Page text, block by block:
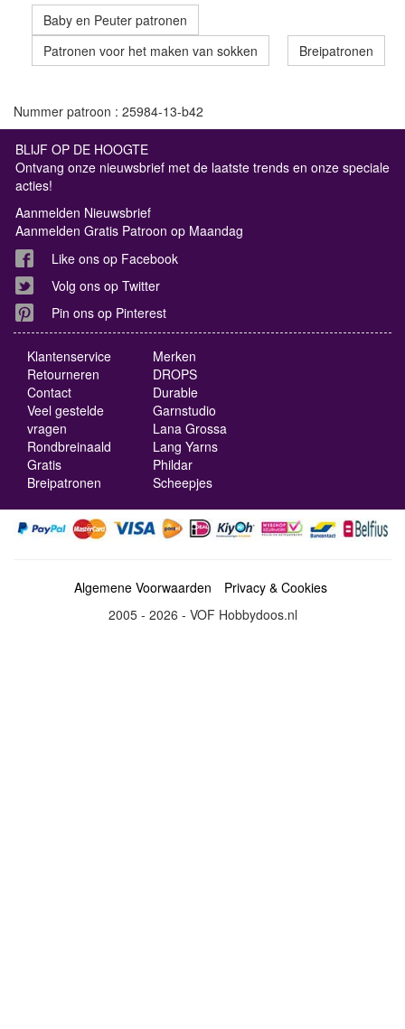
Baby en Peuter patronen
Patronen voor het maken van sokken
Breipatronen
Nummer patroon : 25984-13-b42
BLIJF OP DE HOOGTE
Ontvang onze nieuwsbrief met de laatste trends en onze speciale
acties!
Aanmelden Nieuwsbrief
Aanmelden Gratis Patroon op Maandag
Like ons op Facebook
Volg ons op Twitter
Pin ons op Pinterest
Klantenservice
Retourneren
Contact
Veel gestelde
vragen
Rondbreinaald
Gratis
Breipatronen
Merken
DROPS
Durable
Garnstudio
Lana Grossa
Lang Yarns
Phildar
Scheepjes
Algemene Voorwaarden
Privacy & Cookies
2005 - 2026 - VOF Hobbydoos.nl